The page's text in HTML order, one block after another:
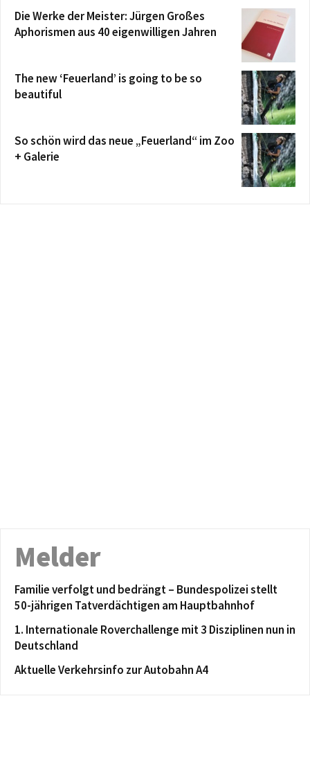
Die Werke der Meister: Jürgen Großes
Aphorismen aus 40 eigenwilligen Jahren
The new ‘Feuerland’ is going to be so
beautiful
So schön wird das neue „Feuerland“ im Zoo
+ Galerie
Melder
Familie verfolgt und bedrängt – Bundespolizei stellt
50-jährigen Tatverdächtigen am Hauptbahnhof
1. Internationale Roverchallenge mit 3 Disziplinen nun in
Deutschland
Aktuelle Verkehrsinfo zur Autobahn A4